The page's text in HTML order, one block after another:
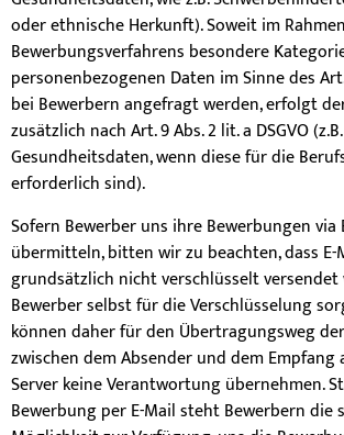
oder ethnische Herkunft). Soweit im
Bewerbungsverfahrens besondere
personenbezogenen Daten im Sinne des Art.
bei Bewerbern angefragt werden, erfolgt
zusätzlich nach Art. 9 Abs. 2 lit. a DSGVO (z.B.
Gesundheitsdaten, wenn diese für die
erforderlich sind).
Sofern Bewerber uns ihre Bewerbungen via
übermitteln, bitten wir zu beachten, dass E-
grundsätzlich nicht verschlüsselt
Bewerber selbst für die Verschlüsselung
können daher für den Übertragungsweg
zwischen dem Absender und dem Empfang
Server keine Verantwortung übernehmen.
Bewerbung per E-Mail steht Bewerbern die